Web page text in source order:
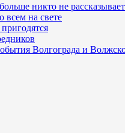
никто не рассказывает
всем на свете
Волгограда и